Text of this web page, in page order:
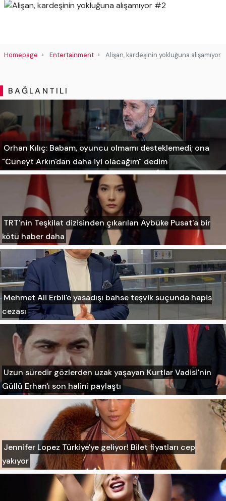
Homepage Entertainment Alişan, kardeşinin yokluğuna alışamıyor
BAĞLANTILI
Orhan Kılıç: Babam, oyuncu olmamı desteklemedi; ona
"Cüneyt Arkın'dan daha iyi olacağım" dedim
TRT'nin Teşkilat dizisinden çıkarılan Aybüke Pusat'a bir
kötü haber daha
Mehmet Ali Erbil'e yasadışı bahse teşvik suçunda hapis
cezası
Uzun süredir gözlerden uzak yaşayan Kurtlar Vadisi'nin
Güllü Erhan'ı son halini paylaştı
Jennifer Lopez Türkiye'ye geliyor! Bilet fiyatları cep
yakıyor